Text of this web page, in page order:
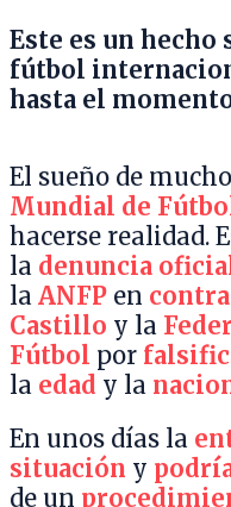
Este es un hecho
fútbol
hasta el
El sueño de
Mundial de
hacerse realidad.
la denuncia
la ANFP en
Castillo y la
Fútbol por
la edad y la
En unos días la
situación y
de un